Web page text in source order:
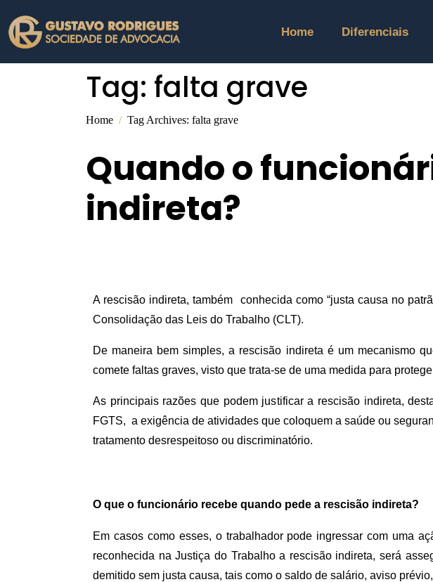
Home Diferenciais
Tag: falta grave
Home Tag Archives: falta grave
Quando o
indireta?
A rescisão indireta, também  conhecida como “justa causa no
Consolidação das Leis do Trabalho (CLT).
De maneira bem simples, a rescisão indireta é um mecanismo
comete faltas graves, visto que trata-se de uma medida para
As principais razões que podem justificar a rescisão indireta,
FGTS,  a exigência de atividades que coloquem a saúde ou
tratamento desrespeitoso ou discriminatório.
O que o funcionário recebe quando pede a rescisão indireta?
Em casos como esses, o trabalhador pode ingressar com uma
reconhecida na Justiça do Trabalho a rescisão indireta, será
demitido sem justa causa, tais como o saldo de salário, aviso